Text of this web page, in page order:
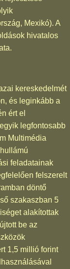
Mexikó). A
hivatalos
kereskedelmét
és leginkább a
ért el
legfontosabb
Multimédia
feladatainak
felszerelt
döntő
szakaszban 5
alakítottak
be az
1,5 millió forint